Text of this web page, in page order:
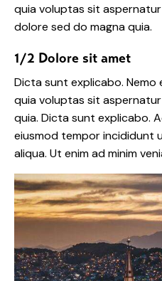
quia voluptas sit
dolore sed do magna quia.
1/2 Dolore sit amet
Dicta sunt explicabo. Nemo
quia voluptas sit
quia. Dicta sunt explicabo.
eiusmod tempor incididunt
aliqua. Ut enim ad minim